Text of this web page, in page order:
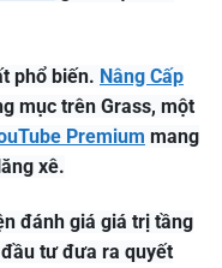
phổ biến. Nâng Cấp
mục trên Grass, một
Premium mang
xê.
đánh giá giá trị tầng
tư đưa ra quyết